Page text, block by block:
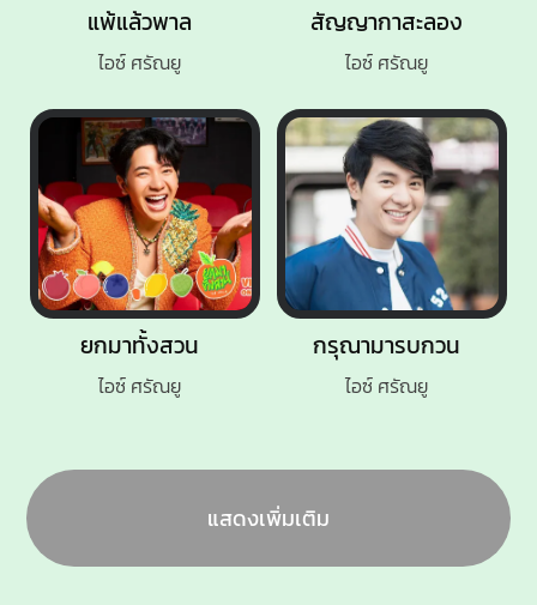
แพ้แล้วพาล
ไอซ์ ศรัณยู
สัญญากาสะลอง
ไอซ์ ศรัณยู
ยกมาทั้งสวน
ไอซ์ ศรัณยู
กรุณามารบกวน
ไอซ์ ศรัณยู
แสดงเพิ่มเติม